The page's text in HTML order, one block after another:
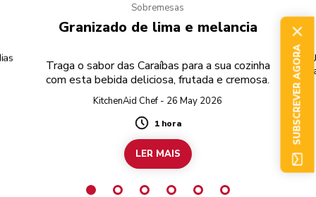
Sobremesas
Granizado de lima e melancia
Traga o sabor das Caraíbas para a sua cozinha
com esta bebida deliciosa, frutada e cremosa.
KitchenAid Chef - 26 May 2026
Duration
1 hora
LER MAIS
SUBSCREVER AGORA